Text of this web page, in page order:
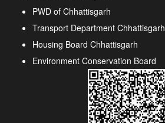
PWD of Chhattisgarh
Transport Department Chhattisgarh
Housing Board Chhattisgarh
Environment Conservation Board